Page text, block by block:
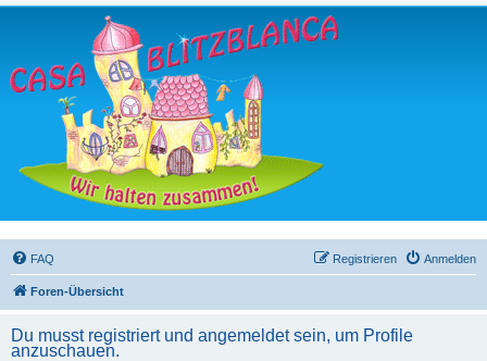
FAQ Anmelden
Registrieren
Foren-Übersicht
Du musst registriert und angemeldet sein, um Profile
anzuschauen.